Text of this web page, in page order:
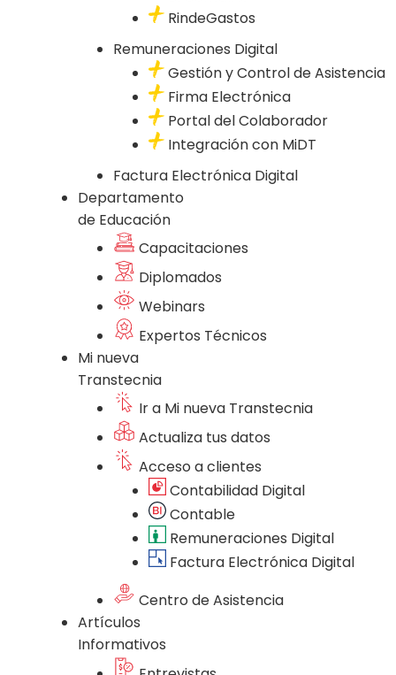
RindeGastos
Remuneraciones Digital
Gestión y Control de Asistencia
Firma Electrónica
Portal del Colaborador
Integración con MiDT
Factura Electrónica Digital
Departamento
de Educación
Capacitaciones
Diplomados
Webinars
Expertos Técnicos
Mi nueva
Transtecnia
Ir a Mi nueva Transtecnia
Actualiza tus datos
Acceso a clientes
Contabilidad Digital
Contable
Remuneraciones Digital
Factura Electrónica Digital
Centro de Asistencia
Artículos
Informativos